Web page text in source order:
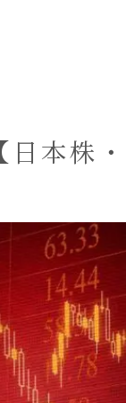
本株・